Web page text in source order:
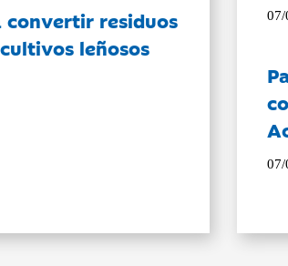
convertir residuos
leñosos
07/
07/